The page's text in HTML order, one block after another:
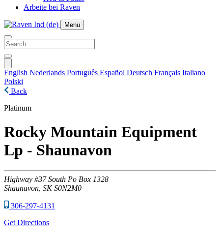
Arbeite bei Raven
Menu
English Nederlands Português Español Deutsch Français Italiano
Polski
Back
Platinum
Rocky Mountain Equipment
Lp - Shaunavon
Highway #37 South Po Box 1328
Shaunavon, SK S0N2M0
306-297-4131
Get Directions